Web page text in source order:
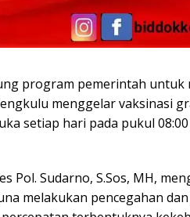
program pemerintah untuk
menggelar vaksinasi
setiap hari pada pukul
Pol. Sudarno, S.Sos, MH,
melakukan pencegahan